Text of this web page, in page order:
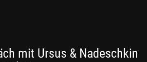
mit Ursus & Nadeschkin